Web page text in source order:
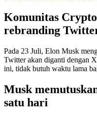
Komunitas
rebranding
Pada 23 Juli, Elon Musk
Twitter akan diganti dengan
ini, tidak butuh waktu lama
Musk
satu hari